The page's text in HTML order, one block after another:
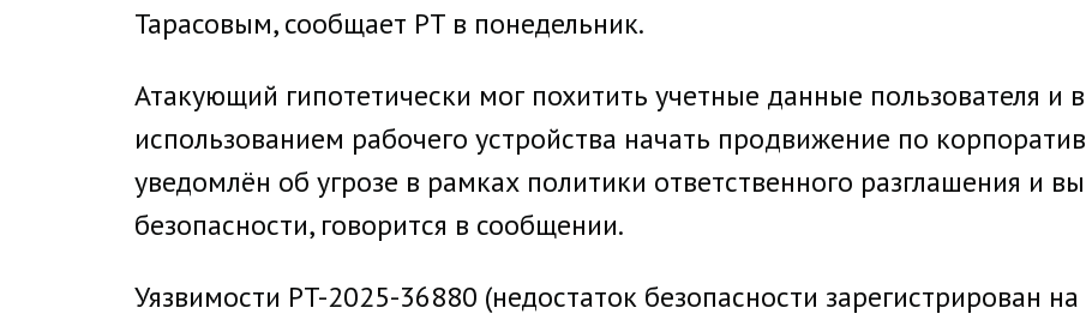
Тарасовым, сообщает PT в понедельник.
Атакующий гипотетически мог похитить учетные данные пользователя и
использованием рабочего устройства начать продвижение по
уведомлён об угрозе в рамках политики ответственного разглашения и
безопасности, говорится в сообщении.
Уязвимости PT-2025-36880 (недостаток безопасности зарегистрирован